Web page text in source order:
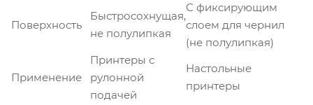
Поверхность
Быстросохнущая,
не полулипкая
С фиксирующим
слоем для чернил
(не полулипкая)
Применение
Принтеры с
рулонной
подачей
Настольные
принтеры